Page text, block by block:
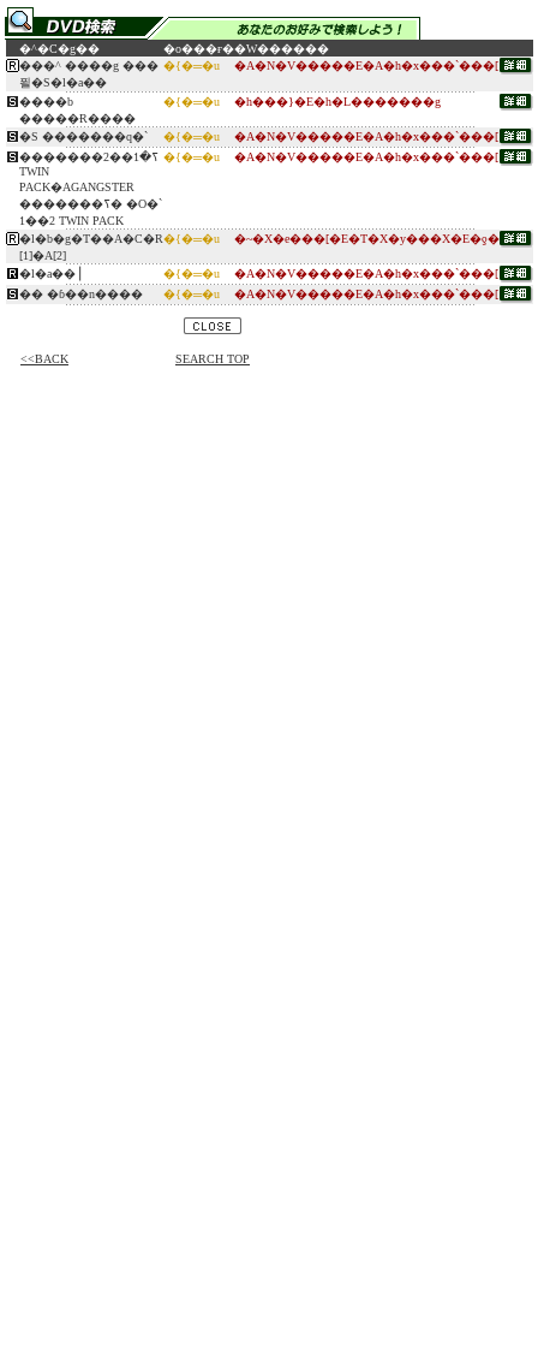
�^�C�g�� �o���ғ��W������
���^ ����g ���
푈�S�l�a��
�{�═�u �A�N�V�����E�A�h�x���`���[
����b
�����Ɍ����
�{�═�u �h���}�E�h�L�������g
�S �������q�` �{�═�u
�A�N�V�����E�A�h�x���`���[
�������ߖ�1��2
TWIN
PACK�AGANGSTER
�������ߖ� �O�`
1��2 TWIN PACK
�{�═�u �A�N�V�����E�A�h�x���`���[
�l�b�g�T��A�C�R
[1]�A[2]
�{�═�u �~�X�e���[�E�T�X�y���X�E�ƍ�
�l�a��⎟ �{�═�u
�A�N�V�����E�A�h�x���`���[
�� �ɓ��n����
�{�═�u �A�N�V�����E�A�h�x���`���[
<<BACK SEARCH TOP